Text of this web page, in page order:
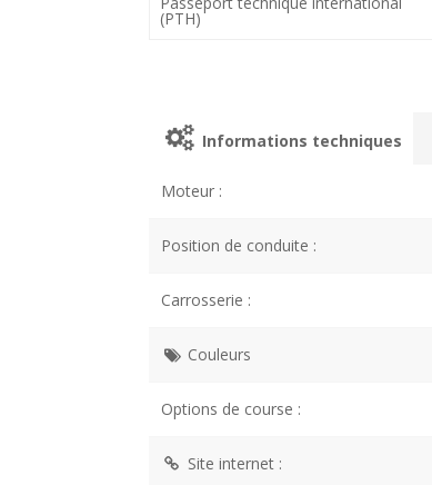
(PTH)
Informations techniques
Moteur :
Position de conduite :
Carrosserie :
Couleurs
Options de course :
Site internet :